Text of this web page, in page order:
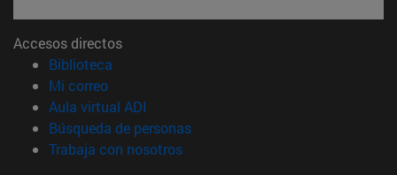
Accesos directos
Biblioteca
Mi correo(abre en nueva ventana)
Aula virtual ADI
Búsqueda de personas(abre en nueva ventana)
Trabaja con nosotros(abre en nueva ventana)